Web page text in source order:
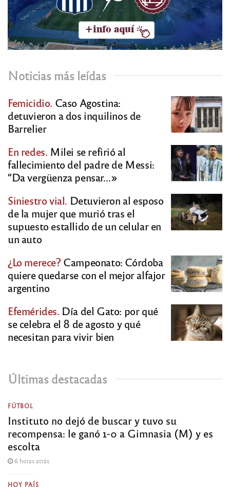
Noticias más leídas
Femicidio. Caso Agostina:
detuvieron a dos inquilinos de
Barrelier
En redes. Milei se refirió al
fallecimiento del padre de Messi:
“Da vergüenza pensar…»
Siniestro vial. Detuvieron al esposo
de la mujer que murió tras el
supuesto estallido de un celular en
un auto
¿Lo merece?Campeonato: Córdoba
quiere quedarse con el mejor alfajor
argentino
Efemérides. Día del Gato: por qué
se celebra el 8 de agosto y qué
necesitan para vivir bien
Últimas destacadas
FÚTBOL
Instituto no dejó de buscar y tuvo su
recompensa: le ganó 1-0 a Gimnasia (M) y es
escolta
6 horas atrás
HOY PAÍS